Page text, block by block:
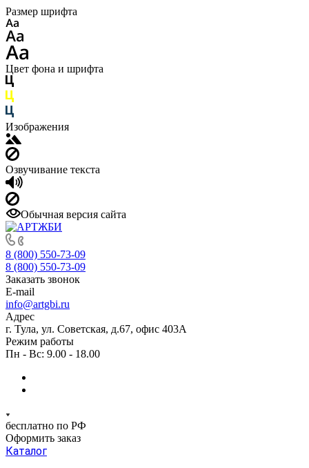
Размер шрифта
Цвет фона и шрифта
Изображения
Озвучивание текста
Обычная версия сайта
8 (800) 550-73-09
8 (800) 550-73-09
Заказать звонок
E-mail
info@artgbi.ru
Адрес
г. Тула, ул. Советская, д.67, офис 403А
Режим работы
Пн - Вс: 9.00 - 18.00
бесплатно по РФ
Оформить заказ
Каталог